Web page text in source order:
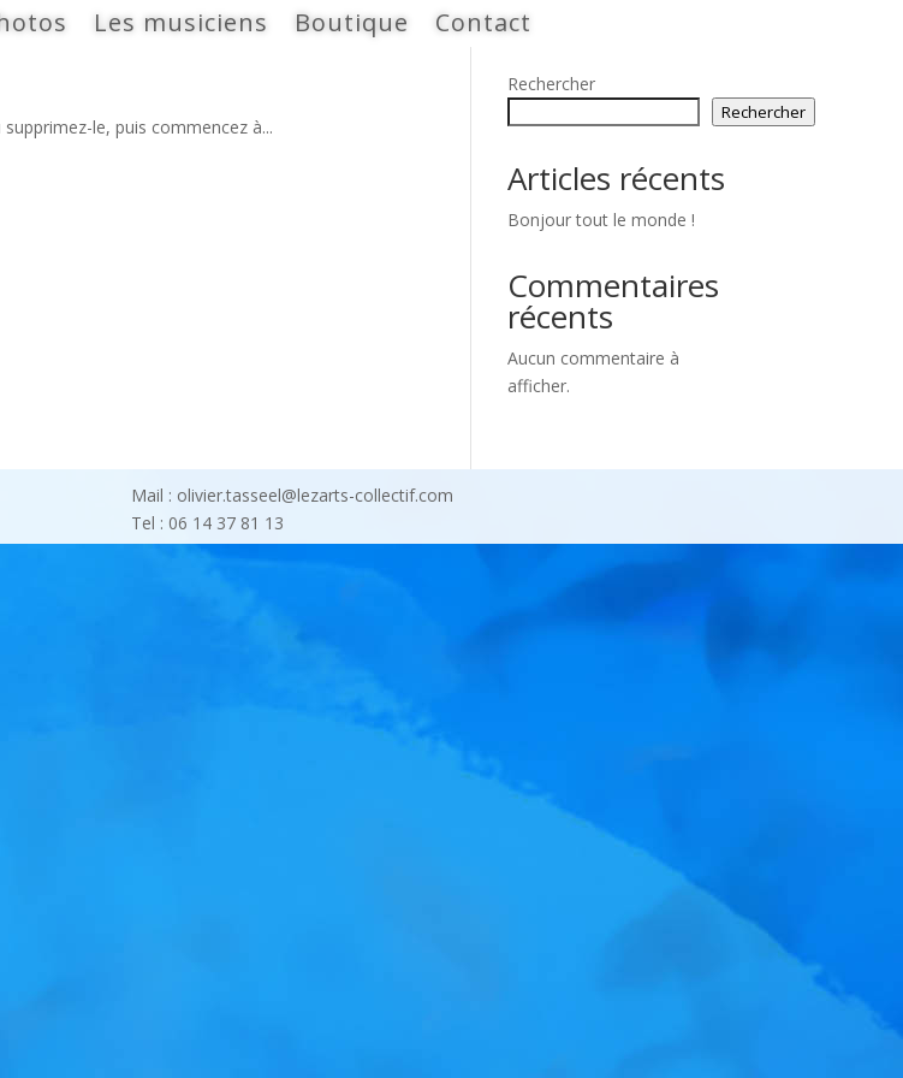
Les musiciens Boutique Contact
le, puis commencez à...
Rechercher
Rechercher
Articles récents
Bonjour tout le monde !
Commentaires
récents
Aucun commentaire à
afficher.
Mail : olivier.tasseel@lezarts-collectif.com
Tel : 06 14 37 81 13